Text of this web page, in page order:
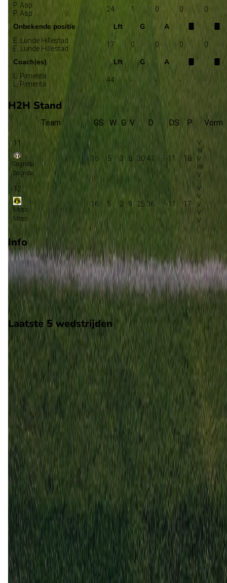
P. Asp
P. Asp
24 1 0 0 0
Onbekende positie Lft G A
E. Lunde Hillestad
E. Lunde Hillestad
17 0 0 0 0
Coach(es) Lft G A
L. Pimenta
L. Pimenta
44 - - - -
H2H Stand
Team GS W G V D DS P Vorm
11
Sogndal
Sogndal
16 5 3 8 30:41 -11 18
12
Moss
Moss
16 5 2 9 25:36 -11 17
Info
Op 26 augustus 2026 gaat Moss de strijd aan met Sogndal.
wedstrijd wordt afgetrapt om 17:00 en wordt gespeeld in de
Norway 2.
Stadion: Melloes Stadion
Scheidsrechter: Onbekend
Laatste 5 wedstrijden
Moss
Sogndal
14 jun 2026
Sogndal
Moss
2 4
23 aug
2025
Sogndal
Moss
3
1
30 jul
2025
Moss
Sogndal
3
1
19 aug 2024
Moss